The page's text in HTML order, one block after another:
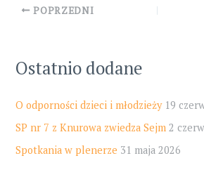
Post
POPRZEDNI
Ostatnio dodane
O odporności dzieci i młodzieży 19
SP nr 7 z Knurowa zwiedza Sejm 2
Spotkania w plenerze 31 maja 2026